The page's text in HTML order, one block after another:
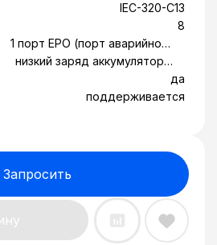
IEC-320-C13
8
1 порт EPO (порт аварийного
отключения), 1 порт RS-232, 1
слот SNMP
низкий заряд аккумулятора,
Обрыв вводной линии,
перегрев, сбой системы
да
поддерживается
Запросить